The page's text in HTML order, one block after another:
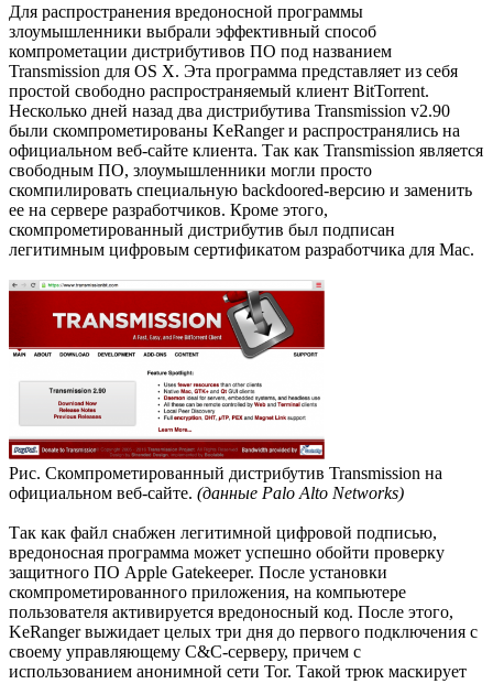
Для распространения вредоносной программы
злоумышленники выбрали эффективный способ
компрометации дистрибутивов ПО под названием
Transmission для OS X. Эта программа представляет из себя
простой свободно распространяемый клиент BitTorrent.
Несколько дней назад два дистрибутива Transmission v2.90
были скомпрометированы KeRanger и распространялись на
официальном веб-сайте клиента. Так как Transmission является
свободным ПО, злоумышленники могли просто
скомпилировать специальную backdoored-версию и заменить
ее на сервере разработчиков. Кроме этого,
скомпрометированный дистрибутив был подписан
легитимным цифровым сертификатом разработчика для Mac.
Рис. Скомпрометированный дистрибутив Transmission на
официальном веб-сайте. (данные Palo Alto Networks)
Так как файл снабжен легитимной цифровой подписью,
вредоносная программа может успешно обойти проверку
защитного ПО Apple Gatekeeper. После установки
скомпрометированного приложения, на компьютере
пользователя активируется вредоносный код. После этого,
KeRanger выжидает целых три дня до первого подключения с
своему управляющему C&C-серверу, причем с
использованием анонимной сети Tor. Такой трюк маскирует